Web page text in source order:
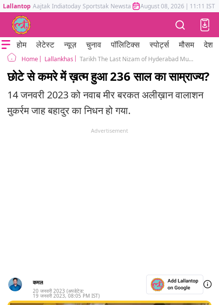
Lallantop Aajtak Indiatoday Sportstak Newstak Mumbai Tak Astrotak
August 08, 2026 | 11:11 IST
होम लेटेस्ट न्यूज़ चुनाव पॉलिटिक्स स्पोर्ट्स मौसम देश
Home Lallankhas Tarikh The Last Nizam of Hyderabad Mukarram Jah died life wealth and legacy
छोटे से कमरे में ख़त्म हुआ 236 साल का साम्राज्य?
14 जनवरी 2023 को नवाब मीर बरकत अलीख़ान वालाशन
मुकर्रम जाह बहादुर का निधन हो गया.
Advertisement
कमल
20 जनवरी 2023 (अपडेटेड:
19 जनवरी 2023, 08:05 PM IST)